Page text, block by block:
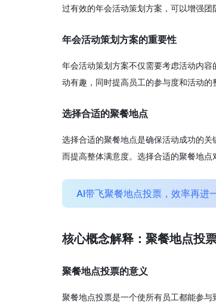
过有效的年会活动策划方案，可以增强团
年会活动策划方案的重要性
年会活动策划方案不仅需要考虑活动内
动有趣，同时提高员工的参与度和活动的
选择合适的聚餐地点
选择合适的聚餐地点是确保活动成功的
而提高整体满意度。选择合适的聚餐地点
AI带飞聚餐地点投票，效率再进
核心概念解释：聚餐地点投
聚餐地点投票的意义
聚餐地点投票是一个使所有员工都能参